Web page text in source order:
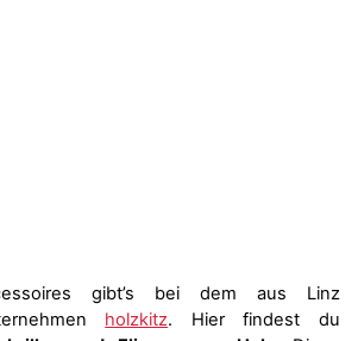
gibt’s bei dem aus Linz
holzkitz. Hier findest du